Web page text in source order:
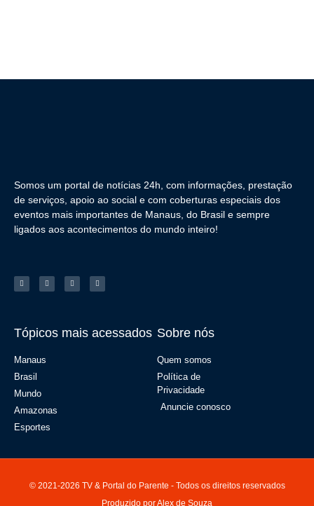
Somos um portal de notícias 24h, com informações, prestação
de serviços, apoio ao social e com coberturas especiais dos
eventos mais importantes de Manaus, do Brasil e sempre
ligados aos acontecimentos do mundo inteiro!
Tópicos mais acessados
Manaus
Brasil
Mundo
Amazonas
Esportes
Sobre nós
Quem somos
Política de
Privacidade
Anuncie conosco
© 2021-2026 TV & Portal do Parente - Todos os direitos reservados
Produzido por Alex de Souza